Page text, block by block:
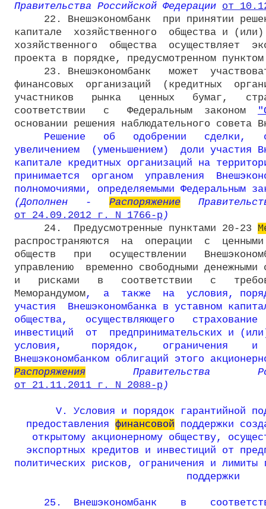
Правительства Российской Федерации от
22. Внешэкономбанк  при принятии
капитале  хозяйственного  общества и
хозяйственного  общества  осуществляет
проекта в порядке, предусмотренном
23. Внешэкономбанк   может
финансовых  организаций  (кредитных
участников   рынка   ценных   бумаг,
соответствии   с   Федеральным  законом
основании решения наблюдательного совета
Решение   об   одобрении   сделки,
увеличением  (уменьшением)  доли участия
капитале кредитных организаций на
принимается  органом  управления
полномочиями, определяемыми Федеральным
(Дополнен   - Распоряжение
от 24.09.2012 г. N 1766-р )
     24.  Предусмотренные пунктами 20-23
распространяются  на  операции  с
обществ   при   осуществлении
управлению  временно свободными денежными
и   рисками   в   соответствии   с
Меморандумом,  а  также  на  условия,
участия  Внешэкономбанка в уставном
общества,   осуществляющего
инвестиций  от  предпринимательских и
условия,     порядок,    ограничения    и
Внешэкономбанком облигаций этого
Распоряжения
от 21.11.2011 г. N 2088-р )
V. Условия и порядок гарантийной
  предоставления
финансовой поддержки
открытому акционерному обществу,
экспортных кредитов и инвестиций от
политических рисков, ограничения и
                             поддержки
25.  Внешэкономбанк    в